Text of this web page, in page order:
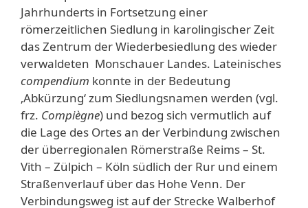
Jahrhunderts in Fortsetzung einer
römerzeitlichen Siedlung in karolingischer Zeit
das Zentrum der Wiederbesiedlung des wieder
verwaldeten Monschauer Landes. Lateinisches
compendium konnte in der Bedeutung
‚Abkürzung‘ zum Siedlungsnamen werden (vgl.
frz. Compiègne) und bezog sich vermutlich auf
die Lage des Ortes an der Verbindung zwischen
der überregionalen Römerstraße Reims – St.
Vith – Zülpich – Köln südlich der Rur und einem
Straßenverlauf über das Hohe Venn. Der
Verbindungsweg ist auf der Strecke Walberhof